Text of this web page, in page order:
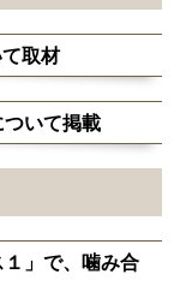
取材
ついて掲載
」で、噛み合